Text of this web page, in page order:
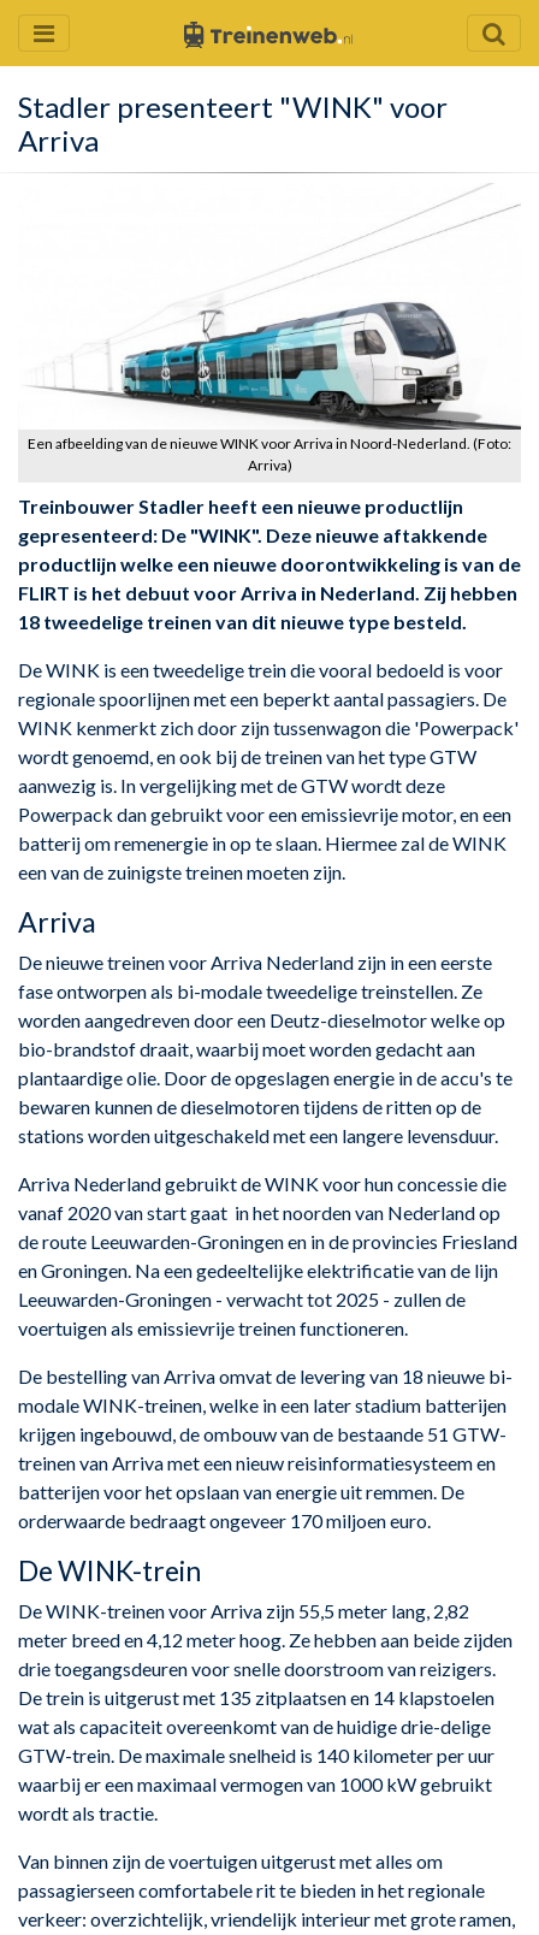
Stadler presenteert "WINK" voor
Arriva
Een afbeelding van de nieuwe WINK voor Arriva in Noord-Nederland. (Foto:
Arriva)
Treinbouwer Stadler heeft een nieuwe productlijn
gepresenteerd: De "WINK". Deze nieuwe aftakkende
productlijn welke een nieuwe doorontwikkeling is van de
FLIRT is het debuut voor Arriva in Nederland. Zij hebben
18 tweedelige treinen van dit nieuwe type besteld.
De WINK is een tweedelige trein die vooral bedoeld is voor
regionale spoorlijnen met een beperkt aantal passagiers. De
WINK kenmerkt zich door zijn tussenwagon die 'Powerpack'
wordt genoemd, en ook bij de treinen van het type GTW
aanwezig is. In vergelijking met de GTW wordt deze
Powerpack dan gebruikt voor een emissievrije motor, en een
batterij om remenergie in op te slaan. Hiermee zal de WINK
een van de zuinigste treinen moeten zijn.
Arriva
De nieuwe treinen voor Arriva Nederland zijn in een eerste
fase ontworpen als bi-modale tweedelige treinstellen. Ze
worden aangedreven door een Deutz-dieselmotor welke op
bio-brandstof draait, waarbij moet worden gedacht aan
plantaardige olie. Door de opgeslagen energie in de accu's te
bewaren kunnen de dieselmotoren tijdens de ritten op de
stations worden uitgeschakeld met een langere levensduur.
Arriva Nederland gebruikt de WINK voor hun concessie die
vanaf 2020 van start gaat in het noorden van Nederland op
de route Leeuwarden-Groningen en in de provincies Friesland
en Groningen. Na een gedeeltelijke elektrificatie van de lijn
Leeuwarden-Groningen - verwacht tot 2025 - zullen de
voertuigen als emissievrije treinen functioneren.
De bestelling van Arriva omvat de levering van 18 nieuwe bi-
modale WINK-treinen, welke in een later stadium batterijen
krijgen ingebouwd, de ombouw van de bestaande 51 GTW-
treinen van Arriva met een nieuw reisinformatiesysteem en
batterijen voor het opslaan van energie uit remmen. De
orderwaarde bedraagt ​​ongeveer 170 miljoen euro.
De WINK-trein
De WINK-treinen voor Arriva zijn 55,5 meter lang, 2,82
meter breed en 4,12 meter hoog. Ze hebben aan beide zijden
drie toegangsdeuren voor snelle doorstroom van reizigers.
De trein is uitgerust met 135 zitplaatsen en 14 klapstoelen
wat als capaciteit overeenkomt van de huidige drie-delige
GTW-trein. De maximale snelheid is 140 kilometer per uur
waarbij er een maximaal vermogen van 1000 kW gebruikt
wordt als tractie.
Van binnen zijn de voertuigen uitgerust met alles om
passagierseen comfortabele rit te bieden in het regionale
verkeer: overzichtelijk, vriendelijk interieur met grote ramen,